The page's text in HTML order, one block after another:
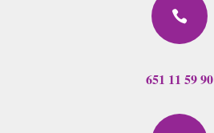

651 11 59 90